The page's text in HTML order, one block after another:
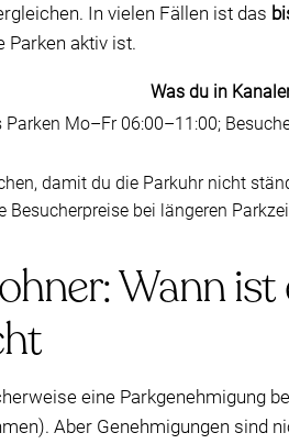
In vielen Fällen ist das
Parken aktiv ist.
Was du in
Parken Mo–Fr 06:00–11:00;
damit du die Parkuhr nicht
Besucherpreise bei längeren
Wann
eine Parkgenehmigung
Aber Genehmigungen sind